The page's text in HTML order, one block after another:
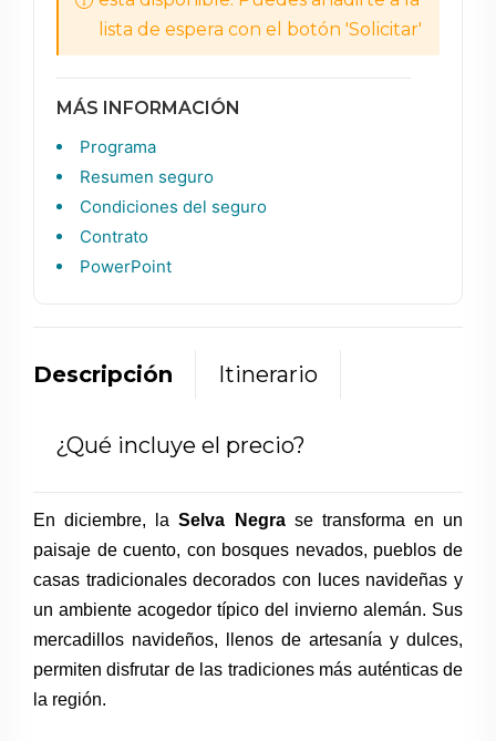
lista de espera con el botón 'Solicitar'
MÁS INFORMACIÓN
Programa
Resumen seguro
Condiciones del seguro
Contrato
PowerPoint
Descripción Itinerario
¿Qué incluye el precio?
En diciembre, laSelva Negrase transforma en un
paisaje de cuento, con bosques nevados, pueblos de
casas tradicionales decorados con luces navideñas y
un ambiente acogedor típico del invierno alemán. Sus
mercadillos navideños, llenos de artesanía y dulces,
permiten disfrutar de las tradiciones más auténticas de
la región.